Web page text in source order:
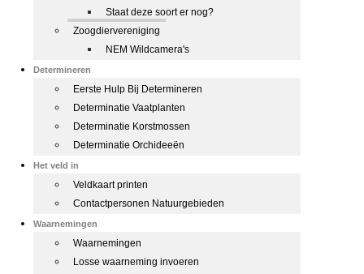
Staat deze soort er nog?
Zoogdiervereniging
NEM Wildcamera's
Determineren
Eerste Hulp Bij Determineren
Determinatie Vaatplanten
Determinatie Korstmossen
Determinatie Orchideeën
Het veld in
Veldkaart printen
Contactpersonen Natuurgebieden
Waarnemingen
Waarnemingen
Losse waarneming invoeren